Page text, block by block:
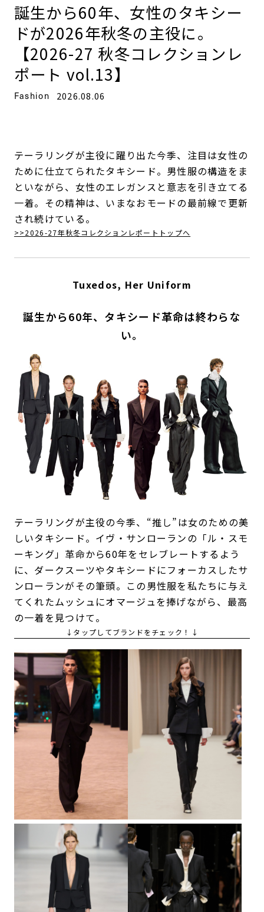
誕生から60年、女性のタキシー
ドが2026年秋冬の主役に。
【2026-27 秋冬コレクションレ
ポート vol.13】
Fashion 2026.08.06
テーラリングが主役に躍り出た今季、注目は女性の
ために仕立てられたタキシード。男性服の構造をま
といながら、女性のエレガンスと意志を引き立てる
一着。その精神は、いまなおモードの最前線で更新
され続けている。
>>2026-27年秋冬コレクションレポートトップへ
Tuxedos, Her Uniform
誕生から60年、タキシード革命は終わらな
い。
テーラリングが主役の今季、“推し”は女のための美
しいタキシード。イヴ・サンローランの「ル・スモ
ーキング」革命から60年をセレブレートするよう
に、ダークスーツやタキシードにフォーカスしたサ
ンローランがその筆頭。この男性服を私たちに与え
てくれたムッシュにオマージュを捧げながら、最高
の一着を見つけて。
↓タップしてブランドをチェック！↓